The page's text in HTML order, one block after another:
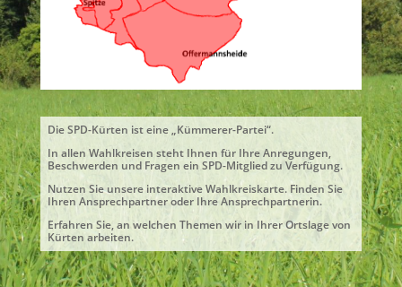
Die SPD-Kürten ist eine „Kümmerer-Partei“.
In allen Wahlkreisen steht Ihnen für Ihre Anregungen,
Beschwerden und Fragen ein SPD-Mitglied zu Verfügung.
Nutzen Sie unsere interaktive Wahlkreiskarte. Finden Sie
Ihren Ansprechpartner oder Ihre Ansprechpartnerin.
Erfahren Sie, an welchen Themen wir in Ihrer Ortslage von
Kürten arbeiten.